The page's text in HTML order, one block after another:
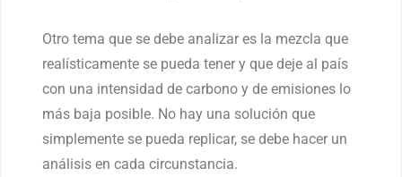
Otro tema que se debe analizar es la mezcla que
realísticamente se pueda tener y que deje al país
con una intensidad de carbono y de emisiones lo
más baja posible. No hay una solución que
simplemente se pueda replicar, se debe hacer un
análisis en cada circunstancia.